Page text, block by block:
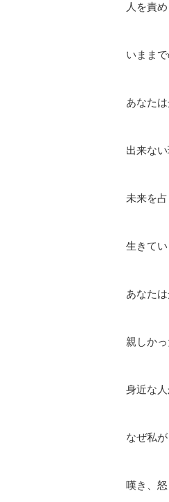
人を責
いまま
あなた
出来な
未来を
生きて
あなた
親しか
身近な
なぜ私
嘆き、